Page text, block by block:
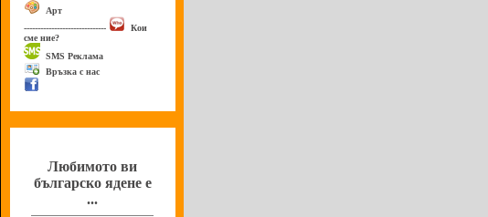
Арт
------------------------------
Кои
сме ние?
SMS Реклама
Връзка с нас
Любимото ви
българско ядене е
...